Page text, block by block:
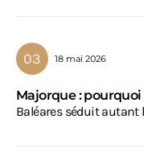
18 mai 2026
Majorque :
Baléares séduit autant